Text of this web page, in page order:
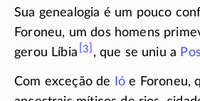
Sua genealogia é um pouco
Foroneu, um dos homens
gerou Líbia [3] , que se uniu a
Com exceção de Ió e Foroneu,